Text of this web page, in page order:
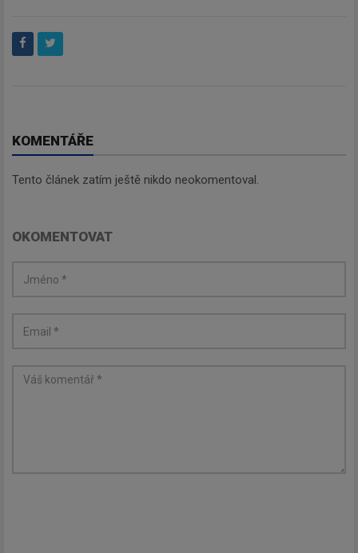
KOMENTÁŘE
Tento článek zatím ještě nikdo neokomentoval.
OKOMENTOVAT